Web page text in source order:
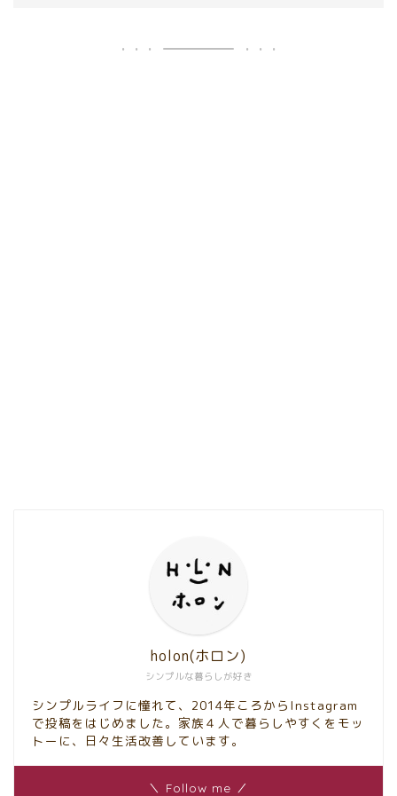
シンプルな暮らしが好き
holon(ホロン)
シンプルライフに憧れて、2014年ころからInstagram
で投稿をはじめました。家族４人で暮らしやすくをモッ
トーに、日々生活改善しています。
＼ Follow me ／